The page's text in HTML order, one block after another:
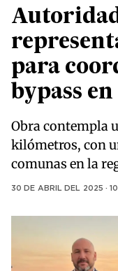
para
bypass
Obra contempla
kilómetros, con
comunas en la
30 DE ABRIL DEL 2025 ·